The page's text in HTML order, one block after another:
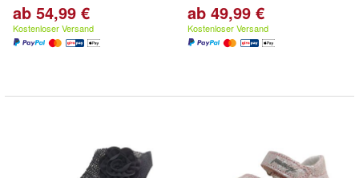
ab 54,99 €
Kostenloser Versand
ab 49,99 €
Kostenloser Versand